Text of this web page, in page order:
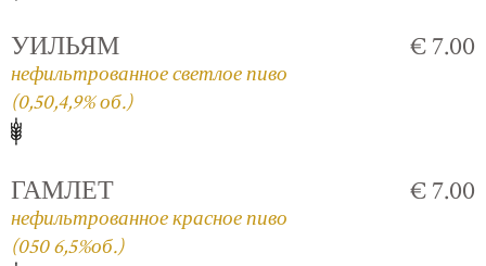
УИЛЬЯМ
нефильтрованное светлое пиво
(0,50,4,9% об.)
€ 7.00
ГАМЛЕТ
нефильтрованное красное пиво
(050 6,5%об.)
€ 7.00